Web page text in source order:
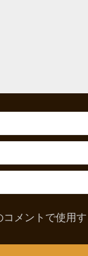
コメントで使用